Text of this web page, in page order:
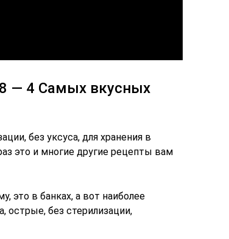
— 4 Самых вкусных
без уксуса, для хранения в
это и многие другие рецепты вам
это в банках, а вот наиболее
острые, без стерилизации,